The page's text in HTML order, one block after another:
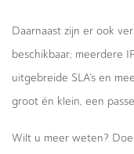
Daarnaast zijn er ook
beschikbaar; meerdere
uitgebreide SLA’s en
groot én klein, een
Wilt u meer weten?